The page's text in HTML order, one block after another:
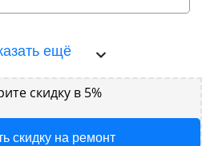
ещё
скидку в 5%
скидку на ремонт